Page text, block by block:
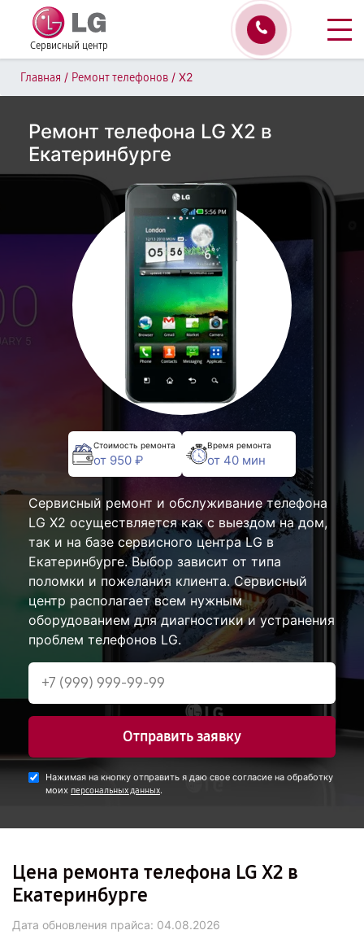
Сервисный центр
Главная / Ремонт телефонов / X2
Ремонт телефона LG X2 в
Екатеринбурге
Стоимость ремонта
от 950 ₽
Время ремонта
от 40 мин
Сервисный ремонт и обслуживание телефона
LG X2 осуществляется как с выездом на дом,
так и на базе сервисного центра LG в
Екатеринбурге. Выбор зависит от типа
поломки и пожелания клиента. Сервисный
центр располагает всем нужным
оборудованием для диагностики и устранения
проблем телефонов LG.
Отправить заявку
Нажимая на кнопку отправить я даю свое согласие на обработку
моих персональных данных.
Цена ремонта телефона LG X2 в
Екатеринбурге
Дата обновления прайса: 04.08.2026